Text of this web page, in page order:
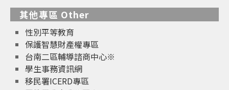
其他專區 Other
性別平等教育
保護智慧財產權專區
台南二區輔導諮商中心※
學生事務資訊網
移民署ICERD專區